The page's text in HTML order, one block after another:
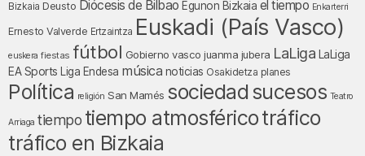
Bizkaia Deusto Diócesis de Bilbao Egunon Bizkaia el tiempo Enkarterri
Ernesto Valverde Ertzaintza Euskadi (País Vasco)
euskera fiestas fútbol Gobierno vasco juanma jubera LaLiga LaLiga
EA Sports Liga Endesa música noticias Osakidetza planes
Política religión San Mamés sociedad sucesos Teatro
Arriaga tiempo tiempo atmosféricotráfico
tráfico en Bizkaia